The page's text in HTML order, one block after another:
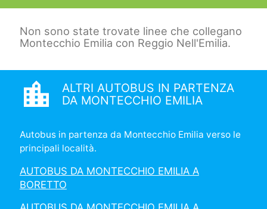
Non sono state trovate linee che collegano
Montecchio Emilia con Reggio Nell'Emilia.
location_city
ALTRI AUTOBUS IN PARTENZA
DA MONTECCHIO EMILIA
Autobus in partenza da Montecchio Emilia verso le
principali località.
AUTOBUS DA MONTECCHIO EMILIA A
BORETTO